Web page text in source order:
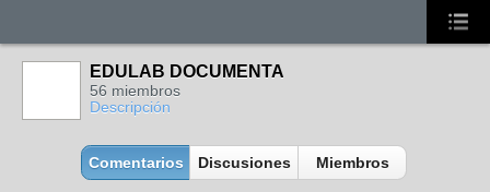
EDULAB DOCUMENTA
56 miembros
Descripción
Comentarios Discusiones Miembros